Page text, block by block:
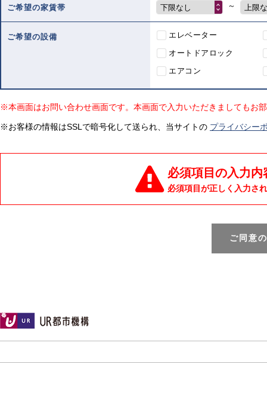
ご希望の家賃帯 下限なし ～ 上限
ご希望の設備
エレベーター
オートドアロック
エアコン
※本画面はお問い合わせ画面です。本画面で入力いただきましてもお
※お客様の情報はSSLで暗号化して送られ、当サイトの プライバシー
必須項目の入力
必須項目が正しく入力さ
ご同意